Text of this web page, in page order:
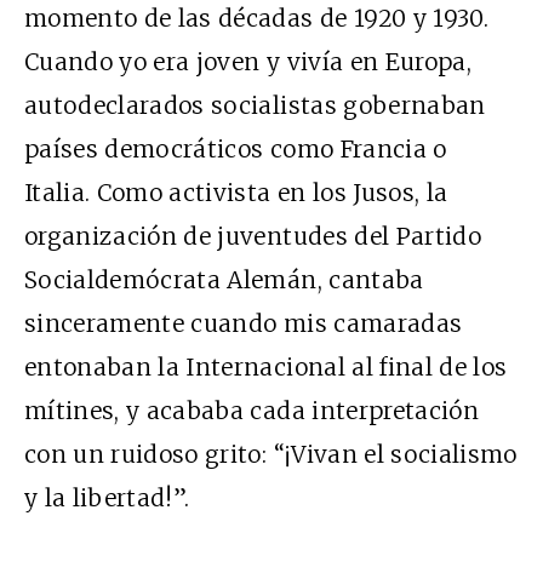
momento de las décadas de 1920 y 1930.
Cuando yo era joven y vivía en Europa,
autodeclarados socialistas gobernaban
países democráticos como Francia o
Italia. Como activista en los Jusos, la
organización de juventudes del Partido
Socialdemócrata Alemán, cantaba
sinceramente cuando mis camaradas
entonaban la Internacional al final de los
mítines, y acababa cada interpretación
con un ruidoso grito: “¡Vivan el socialismo
y la libertad!”.